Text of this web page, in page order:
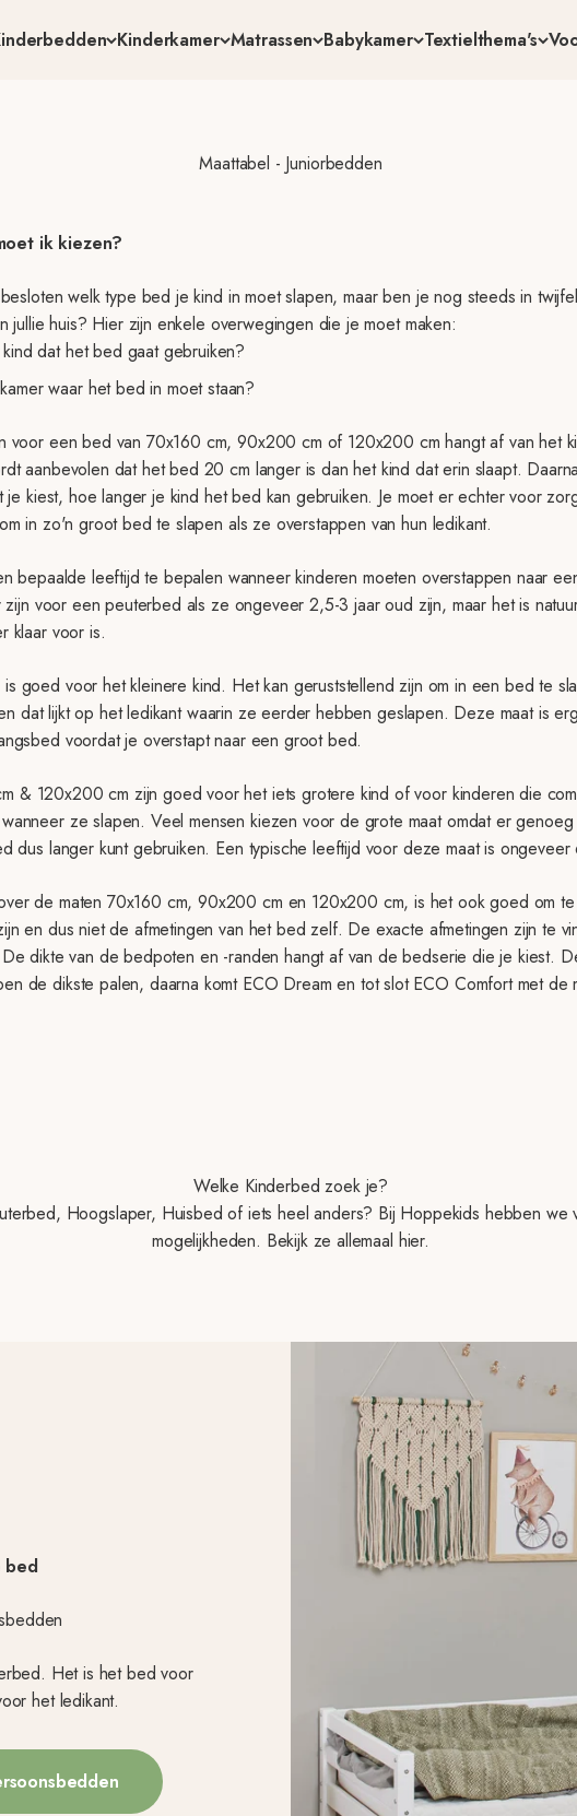
Kinderkamer Matrassen Babykamer Textielthema's
Maattabel - Juniorbedden
ik kiezen?
welk type bed je kind in moet slapen, maar ben je nog steeds in
jullie huis? Hier zijn enkele overwegingen die je moet maken:
dat het bed gaat gebruiken?
waar het bed in moet staan?
voor een bed van 70x160 cm, 90x200 cm of 120x200 cm hangt af van het
aanbevolen dat het bed 20 cm langer is dan het kind dat erin slaapt.
kiest, hoe langer je kind het bed kan gebruiken. Je moet er echter voor
in zo'n groot bed te slapen als ze overstappen van hun ledikant.
bepaalde leeftijd te bepalen wanneer kinderen moeten overstappen naar
zijn voor een peuterbed als ze ongeveer 2,5-3 jaar oud zijn, maar het is
klaar voor is.
goed voor het kleinere kind. Het kan geruststellend zijn om in een bed te
dat lijkt op het ledikant waarin ze eerder hebben geslapen. Deze maat is
voordat je overstapt naar een groot bed.
& 120x200 cm zijn goed voor het iets grotere kind of voor kinderen die
ze slapen. Veel mensen kiezen voor de grote maat omdat er genoeg
dus langer kunt gebruiken. Een typische leeftijd voor deze maat is ongeveer
de maten 70x160 cm, 90x200 cm en 120x200 cm, is het ook goed om
en dus niet de afmetingen van het bed zelf. De exacte afmetingen zijn te
dikte van de bedpoten en -randen hangt af van de bedserie die je kiest.
de dikste palen, daarna komt ECO Dream en tot slot ECO Comfort met de
Welke Kinderbed zoek je?
Hoogslaper, Huisbed of iets heel anders? Bij Hoppekids hebben we
mogelijkheden. Bekijk ze allemaal hier.
bed
Het is het bed voor
het ledikant.